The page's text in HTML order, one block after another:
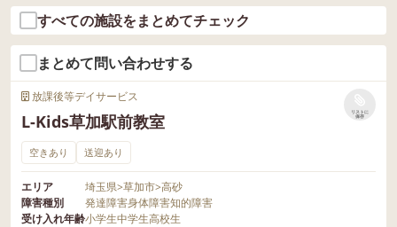
すべての施設をまとめてチェック
まとめて問い合わせする
放課後等デイサービス
L-Kids草加駅前教室
リストに
保存
空きあり 送迎あり
エリア 埼玉県>草加市>高砂
障害種別
発達障害身体障害知的障害
受け入れ年齢小学生中学生高校生